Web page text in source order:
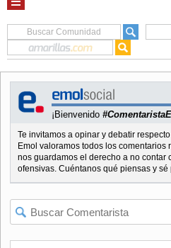
¡Bienvenido
Te invitamos a opinar y debatir
Emol valoramos todos los comentarios
nos guardamos el derecho a no contar
ofensivas. Cuéntanos qué piensas y